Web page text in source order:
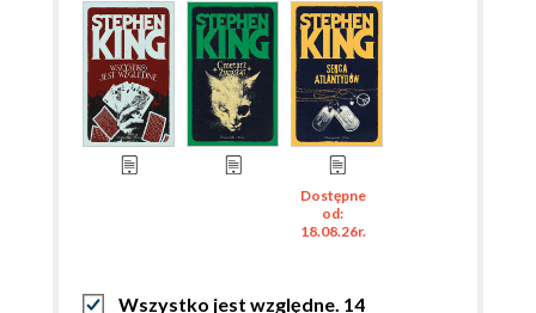
Dostępne
od:
18.08.26r.
Wszystko jest względne. 14